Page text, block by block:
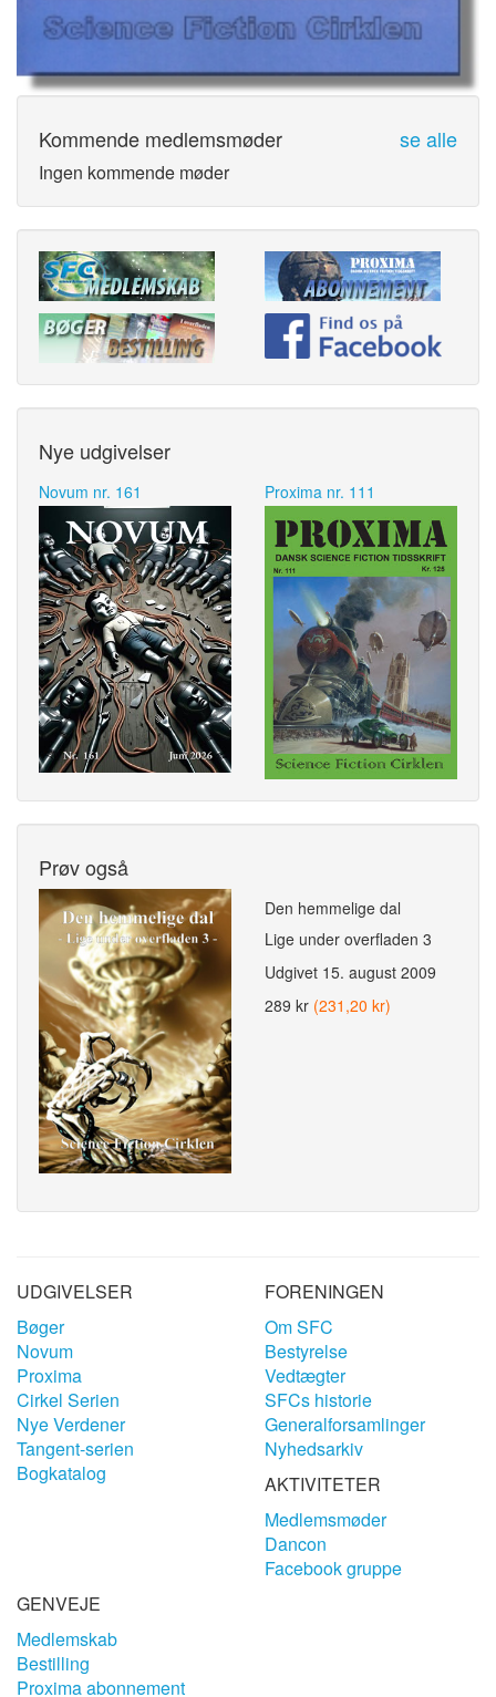
Kommende medlemsmøder se alle
Ingen kommende møder
Nye udgivelser
Novum nr. 161 Proxima nr. 111
Prøv også
Den hemmelige dal
Lige under overfladen 3
Udgivet 15. august 2009
289 kr (231,20 kr)
UDGIVELSER
Bøger
Novum
Proxima
Cirkel Serien
Nye Verdener
Tangent-serien
Bogkatalog
FORENINGEN
Om SFC
Bestyrelse
Vedtægter
SFCs historie
Generalforsamlinger
Nyhedsarkiv
AKTIVITETER
Medlemsmøder
Dancon
Facebook gruppe
GENVEJE
Medlemskab
Bestilling
Proxima abonnement